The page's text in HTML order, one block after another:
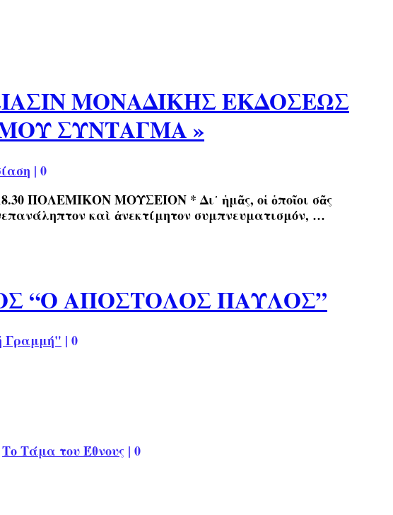
ΜΟΝΑΔΙΚΗΣ ΕΚΔΟΣΕΩΣ
ΣΥΝΤΑΓΜΑ »
| 0
ΠΟΛΕΜΙΚΟΝ ΜΟΥΣΕΙΟΝ * Δι᾿ ἡμᾶς, οἱ ὁποῖοι σᾶς
καὶ ἀνεκτίμητον συμπνευματισμόν, …
“Ο ΑΠΟΣΤΟΛΟΣ ΠΑΥΛΟΣ”
Γραμμή" | 0
Το Τάμα του Έθνους | 0